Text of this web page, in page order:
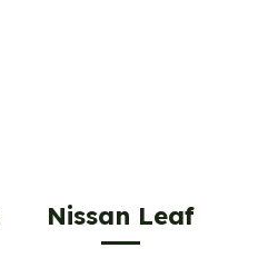
Nissan Leaf